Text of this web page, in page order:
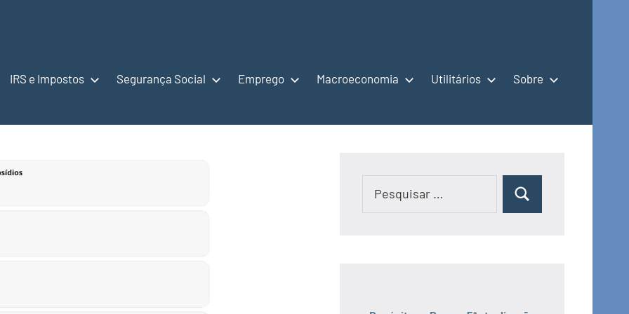
IRS e Impostos Segurança Social Emprego Macroeconomia Utilitários Sobre
Pesquisar